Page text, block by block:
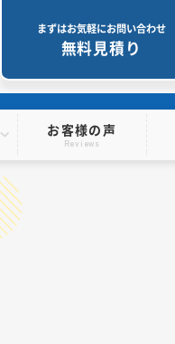
お客様の声
Reviews
まずはお気軽にお問い合わせ
無料見積り